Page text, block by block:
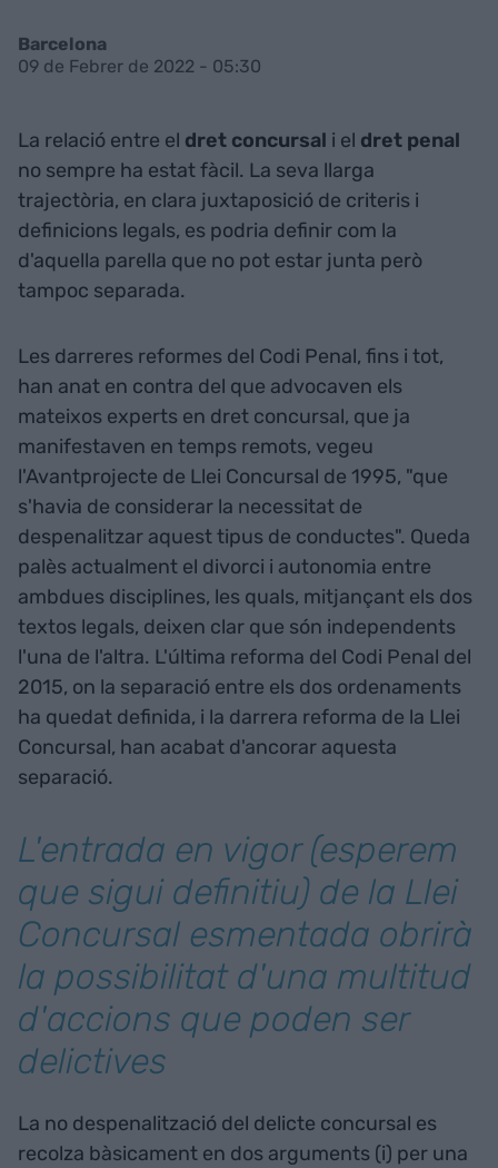
Barcelona
09 de Febrer de 2022 - 05:30
La relació entre el dret concursal i el dret penal
no sempre ha estat fàcil. La seva llarga
trajectòria, en clara juxtaposició de criteris i
definicions legals, es podria definir com la
d'aquella parella que no pot estar junta però
tampoc separada.
Les darreres reformes del Codi Penal, fins i tot,
han anat en contra del que advocaven els
mateixos experts en dret concursal, que ja
manifestaven en temps remots, vegeu
l'Avantprojecte de Llei Concursal de 1995, "que
s'havia de considerar la necessitat de
despenalitzar aquest tipus de conductes". Queda
palès actualment el divorci i autonomia entre
ambdues disciplines, les quals, mitjançant els dos
textos legals, deixen clar que són independents
l'una de l'altra. L'última reforma del Codi Penal del
2015, on la separació entre els dos ordenaments
ha quedat definida, i la darrera reforma de la Llei
Concursal, han acabat d'ancorar aquesta
separació.
L'entrada en vigor (esperem
que sigui definitiu) de la Llei
Concursal esmentada obrirà
la possibilitat d'una multitud
d'accions que poden ser
delictives
La no despenalització del delicte concursal es
recolza bàsicament en dos arguments (i) per una